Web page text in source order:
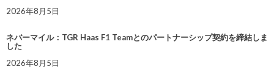
2026年8月5日
ネバーマイル：TGR Haas F1 Teamとのパートナーシップ契約を締結しま
した
2026年8月5日